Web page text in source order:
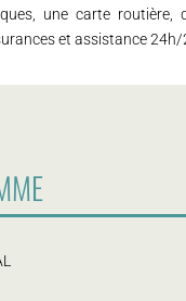
une carte routière,
et assistance 24h/